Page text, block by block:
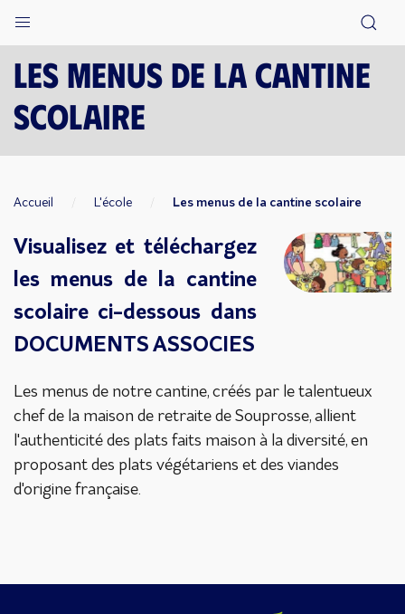
Les menus de la cantine
scolaire
Accueil L'école Les menus de la cantine scolaire
Visualisez et téléchargez
les menus de la cantine
scolaire ci-dessous dans
DOCUMENTS ASSOCIES
Les menus de notre cantine, créés par le talentueux
chef de la maison de retraite de Souprosse, allient
l'authenticité des plats faits maison à la diversité, en
proposant des plats végétariens et des viandes
d'origine française.